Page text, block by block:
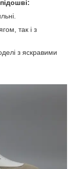
так і з
з яскравими